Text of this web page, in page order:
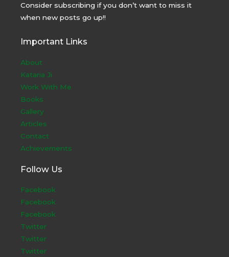
Consider subscribing if you don’t want to miss it
when new posts go up!!
Important Links
About
Kataria Ji
Work With Me
Books
Gallery
Articles
Contact
Achievements
Follow Us
Facebook
Facebook
Facebook
Twitter
Twitter
Twitter